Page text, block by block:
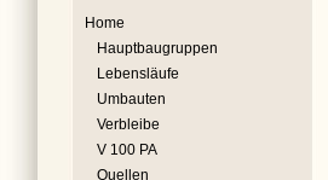
Home
Hauptbaugruppen
Lebensläufe
Umbauten
Verbleibe
V 100 PA
Quellen